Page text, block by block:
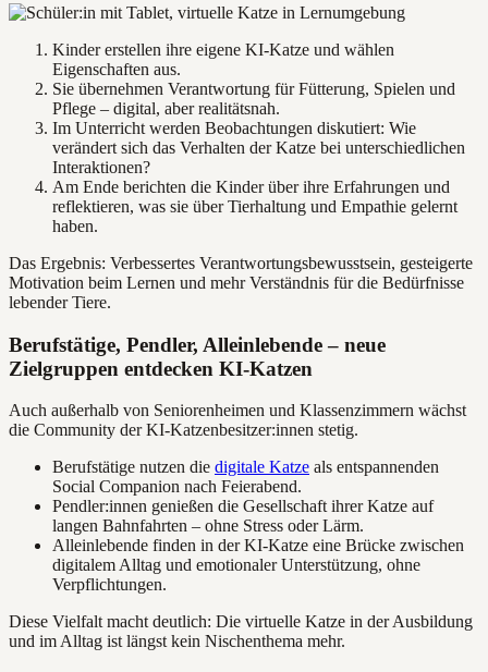
Kinder erstellen ihre eigene KI-Katze und wählen
Eigenschaften aus.
Sie übernehmen Verantwortung für Fütterung, Spielen und
Pflege – digital, aber realitätsnah.
Im Unterricht werden Beobachtungen diskutiert: Wie
verändert sich das Verhalten der Katze bei unterschiedlichen
Interaktionen?
Am Ende berichten die Kinder über ihre Erfahrungen und
reflektieren, was sie über Tierhaltung und Empathie gelernt
haben.
Das Ergebnis: Verbessertes Verantwortungsbewusstsein, gesteigerte
Motivation beim Lernen und mehr Verständnis für die Bedürfnisse
lebender Tiere.
Berufstätige, Pendler, Alleinlebende – neue
Zielgruppen entdecken KI-Katzen
Auch außerhalb von Seniorenheimen und Klassenzimmern wächst
die Community der KI-Katzenbesitzer:innen stetig.
Berufstätige nutzen die digitale Katze als entspannenden
Social Companion nach Feierabend.
Pendler:innen genießen die Gesellschaft ihrer Katze auf
langen Bahnfahrten – ohne Stress oder Lärm.
Alleinlebende finden in der KI-Katze eine Brücke zwischen
digitalem Alltag und emotionaler Unterstützung, ohne
Verpflichtungen.
Diese Vielfalt macht deutlich: Die virtuelle Katze in der Ausbildung
und im Alltag ist längst kein Nischenthema mehr.